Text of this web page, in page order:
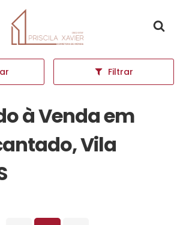
Página inicial
Filtrar
à Venda em
Vila